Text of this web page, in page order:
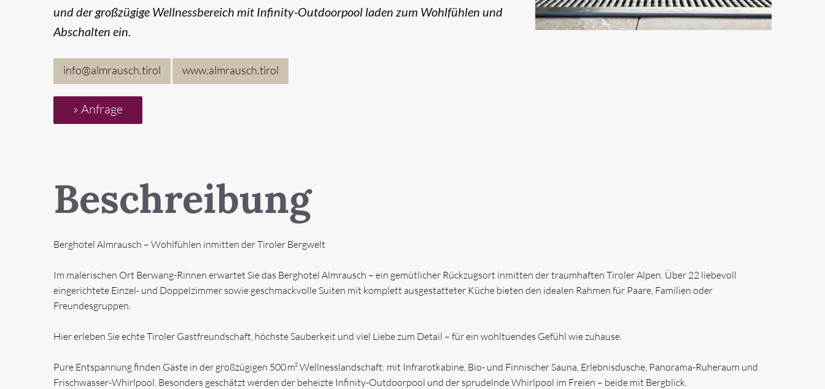
UNTERKÜNFTE
» HOTELS
» PENSIONEN
THEMEN
REGIONEN
ERLEBEN
und der großzügige Wellnessbereich mit Infinity-Outdoorpool laden zum Wohlfühlen und
Abschalten ein.
info@almrausch.tirol www.almrausch.tirol
» Anfrage
Beschreibung
Berghotel Almrausch – Wohlfühlen inmitten der Tiroler Bergwelt
Im malerischen Ort Berwang-Rinnen erwartet Sie das Berghotel Almrausch – ein gemütlicher Rückzugsort inmitten der traumhaften Tiroler Alpen. Über 22 liebevoll
eingerichtete Einzel- und Doppelzimmer sowie geschmackvolle Suiten mit komplett ausgestatteter Küche bieten den idealen Rahmen für Paare, Familien oder
Freundesgruppen.
Hier erleben Sie echte Tiroler Gastfreundschaft, höchste Sauberkeit und viel Liebe zum Detail – für ein wohltuendes Gefühl wie zuhause.
Pure Entspannung finden Gäste in der großzügigen 500 m² Wellnesslandschaft: mit Infrarotkabine, Bio- und Finnischer Sauna, Erlebnisdusche, Panorama-Ruheraum und
Frischwasser-Whirlpool. Besonders geschätzt werden der beheizte Infinity-Outdoorpool und der sprudelnde Whirlpool im Freien – beide mit Bergblick.